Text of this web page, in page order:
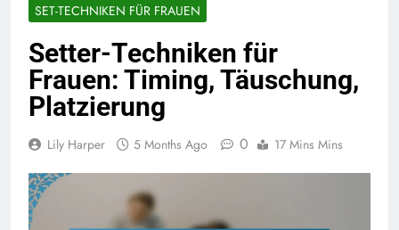
SET-TECHNIKEN FÜR FRAUEN
Setter-Techniken für
Frauen: Timing, Täuschung,
Platzierung
Lily Harper 5 Months Ago 0 17 Mins Mins